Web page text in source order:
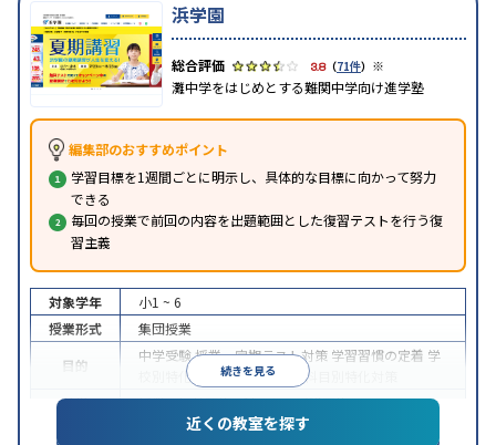
浜学園
3.8（71件） ※
灘中学をはじめとする難関中学向け進学塾
編集部のおすすめポイント
学習目標を1週間ごとに明示し、具体的な目標に向かって努力
できる
毎回の授業で前回の内容を出題範囲とした復習テストを行う復
習主義
続きを見る
対象学年
小1 ~ 6
授業形式
集団授業
目的
中学受験授業・定期テスト対策 学習習慣の定着 学
校別特化対策
各種検定対策
科目別特化対策
特徴
授業の振替可能1科目から受講可能
小学校高学年の集団塾アンケート調査方法
近くの教室を探す